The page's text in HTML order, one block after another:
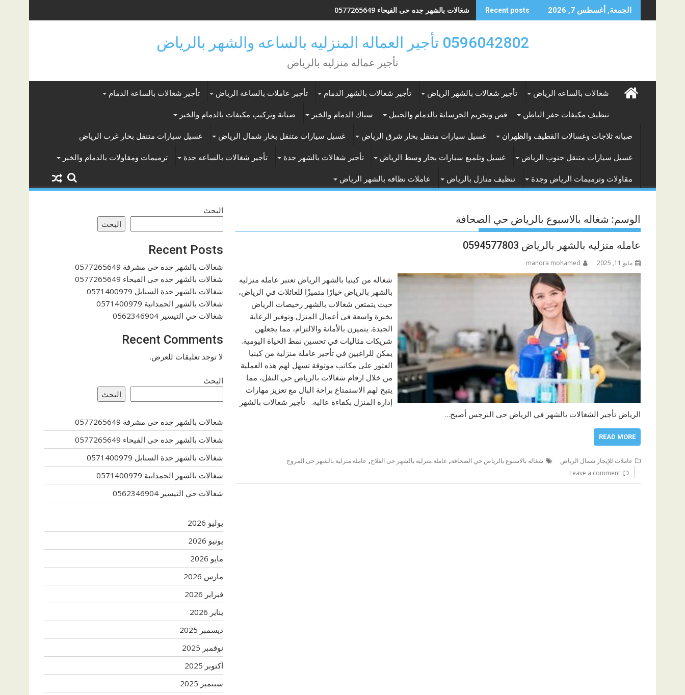
to
الجمعة, أغسطس 7, 2026 Recent posts شغالات بالشهر جده حى الفيحاء 0577265649
0596042802 تأجير العماله المنزليه بالساعه والشهر بالرياض
تأجير عماله منزليه بالرياض
شغالات بالساعه الرياض تأجير شغالات بالشهر الرياض تأجير شغالات بالشهر الدمام تأجير عاملات بالساعة الرياض تأجير شغالات بالساعة الدمام
تنظيف مكيفات حفر الباطن قص وتخريم الخرسانة بالدمام والجبيل سباك الدمام والخبر صيانة وتركيب مكيفات بالدمام والخبر
صيانه ثلاجات وغسالات القطيف والظهران غسيل سيارات متنقل بخار شرق الرياض غسيل سيارات متنقل بخار شمال الرياض غسيل سيارات متنقل بخار غرب الرياض
غسيل سيارات متنقل جنوب الرياض غسيل وتلميع سيارات بخار وسط الرياض تأجير شغالات بالشهر جدة تأجير شغالات بالساعه جدة ترميمات ومقاولات بالدمام والخبر
مقاولات وترميمات الرياض وجدة تنظيف منازل بالرياض عاملات نظافه بالشهر الرياض
الوسم: شغاله بالاسبوع بالرياض حي الصحافة
عامله منزليه بالشهر بالرياض 0594577803
مايو 11, 2025 manora mohamed
شغاله من كينيا بالشهر الرياض تعتبر عامله منزليه
بالشهر بالرياض خيارًا متميزًا للعائلات في الرياض،
حيث يتمتعن شغالات بالشهر رخيصات الرياض
بخبرة واسعة في أعمال المنزل وتوفير الرعاية
الجيدة. يتميزن بالأمانة والالتزام، مما يجعلهن
شريكات مثاليات في تحسين نمط الحياة اليومية.
يمكن للراغبين في تأجير عاملة منزلية من كينيا
العثور على مكاتب موثوقة تسهل لهم هذه العملية
من خلال ارقام شغالات بالرياض حي النفل، مما
يتيح لهم الاستمتاع براحة البال مع تعزيز مهارات
إدارة المنزل بكفاءة عالية. تأجير شغالات بالشهر
الرياض تأجير الشغالات بالشهر في الرياض حى النرجس أصبح…
READ MORE
عاملات للإيجار شمال الرياض شغاله بالاسبوع بالرياض حي الصحافة, عاملة منزلية بالشهر حى الفلاح, عاملة منزلية بالشهر حى المروج
Leave a comment
البحث
البحث
Recent Posts
شغالات بالشهر جده حى مشرفة 0577265649
شغالات بالشهر جده حى الفيحاء 0577265649
شغالات بالشهر جدة السنابل 0571400979
شغالات بالشهر الحمدانية 0571400979
شغالات حي التيسير 0562346904
Recent Comments
لا توجد تعليقات للعرض.
البحث
البحث
شغالات بالشهر جده حى مشرفة 0577265649
شغالات بالشهر جده حى الفيحاء 0577265649
شغالات بالشهر جدة السنابل 0571400979
شغالات بالشهر الحمدانية 0571400979
شغالات حي التيسير 0562346904
يوليو 2026
يونيو 2026
مايو 2026
مارس 2026
فبراير 2026
يناير 2026
ديسمبر 2025
نوفمبر 2025
أكتوبر 2025
سبتمبر 2025